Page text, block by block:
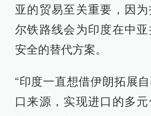
亚的贸易至关重要，因
尔铁路线会为印度在中
安全的替代方案。
“印度一直想借伊朗拓展
口来源，实现进口的多